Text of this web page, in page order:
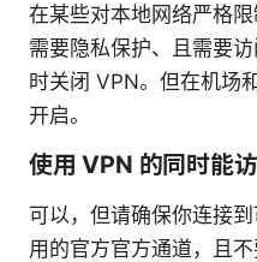
在某些对本地网络严格
需要隐私保护、且需要
时关闭 VPN。但在机场
开启。
使用 VPN 的同时能
可以，但请确保你连接
用的官方官方通道，且